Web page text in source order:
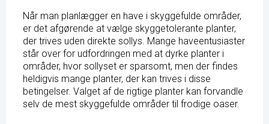
Når man planlægger en have i skyggefulde områder,
er det afgørende at vælge skyggetolerante planter,
der trives uden direkte sollys. Mange haveentusiaster
står over for udfordringen med at dyrke planter i
områder, hvor sollyset er sparsomt, men der findes
heldigvis mange planter, der kan trives i disse
betingelser. Valget af de rigtige planter kan forvandle
selv de mest skyggefulde områder til frodige oaser.